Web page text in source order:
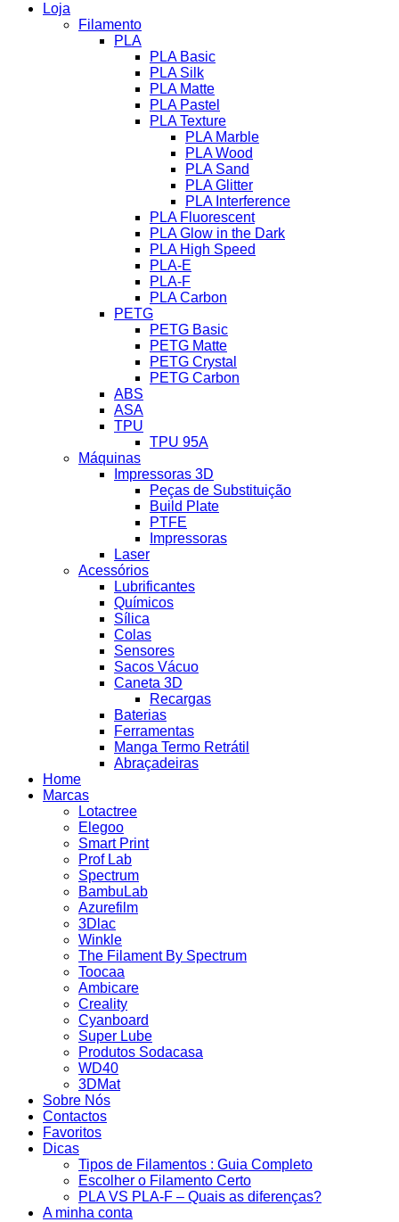
Loja
Filamento
PLA
PLA Basic
PLA Silk
PLA Matte
PLA Pastel
PLA Texture
PLA Marble
PLA Wood
PLA Sand
PLA Glitter
PLA Interference
PLA Fluorescent
PLA Glow in the Dark
PLA High Speed
PLA-E
PLA-F
PLA Carbon
PETG
PETG Basic
PETG Matte
PETG Crystal
PETG Carbon
ABS
ASA
TPU
TPU 95A
Máquinas
Impressoras 3D
Peças de Substituição
Build Plate
PTFE
Impressoras
Laser
Acessórios
Lubrificantes
Químicos
Sílica
Colas
Sensores
Sacos Vácuo
Caneta 3D
Recargas
Baterias
Ferramentas
Manga Termo Retrátil
Abraçadeiras
Home
Marcas
Lotactree
Elegoo
Smart Print
Prof Lab
Spectrum
BambuLab
Azurefilm
3Dlac
Winkle
The Filament By Spectrum
Toocaa
Ambicare
Creality
Cyanboard
Super Lube
Produtos Sodacasa
WD40
3DMat
Sobre Nós
Contactos
Favoritos
Dicas
Tipos de Filamentos : Guia Completo
Escolher o Filamento Certo
PLA VS PLA-F – Quais as diferenças?
A minha conta